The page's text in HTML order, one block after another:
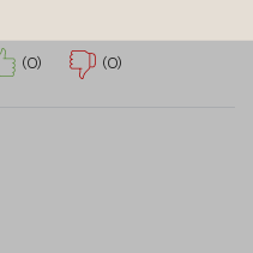
(0) (0)